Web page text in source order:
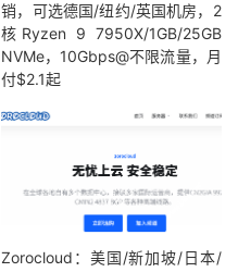
销，可选德国/纽约/英国机房，2
核Ryzen 9 7950X/1GB/25GB
NVMe，10Gbps@不限流量，月
付$2.1起
Zorocloud：美国/新加坡/日本/